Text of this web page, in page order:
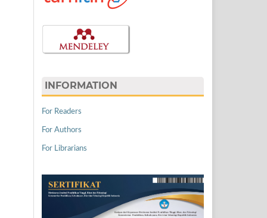
INFORMATION
For Readers
For Authors
For Librarians